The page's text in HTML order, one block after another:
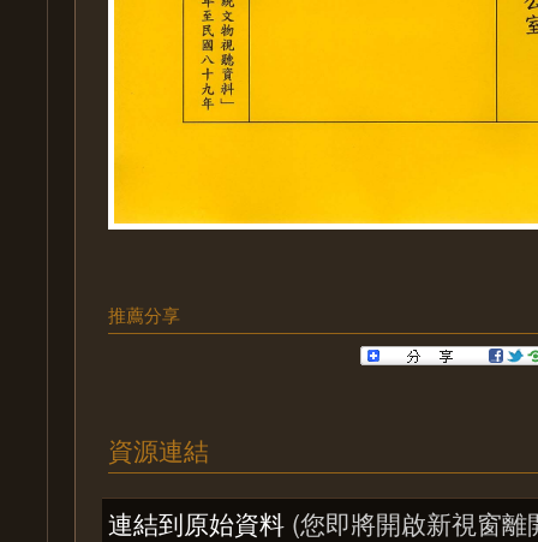
推薦分享
資源連結
連結到原始資料 (您即將開啟新視窗離